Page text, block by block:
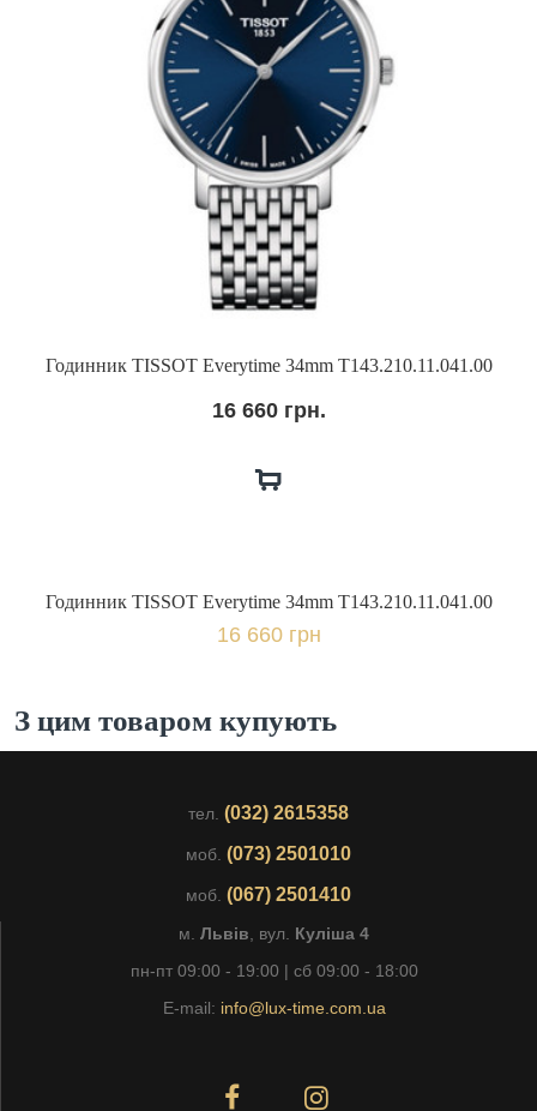
Годинник TISSOT Everytime 34mm T143.210.11.041.00
16 660 грн.
Годинник TISSOT Everytime 34mm T143.210.11.041.00
16 660 грн
З цим товаром купують
тел. (032) 2615358
моб. (073) 2501010
моб. (067) 2501410
м. Львів , вул. Куліша 4
пн-пт 09:00 - 19:00 | сб 09:00 - 18:00
E-mail: info@lux-time.com.ua